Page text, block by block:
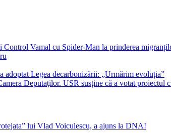
Vamal cu Spider-Man la prinderea
adoptat Legea decarbonizării: „Urmărim evoluția”
Deputaţilor. USR susține că a votat
lui Vlad Voiculescu, a ajuns la DNA!